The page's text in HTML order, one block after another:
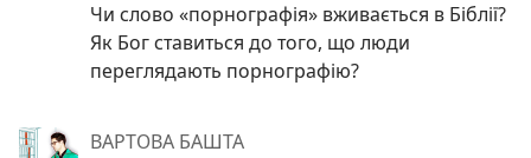
Чи слово «порнографія» вживається в Біблії?
Як Бог ставиться до того, що люди
переглядають порнографію?
ВАРТОВА БАШТА